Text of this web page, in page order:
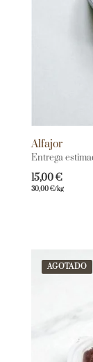
Alfajor
Entrega
15,00€
30,00€/kg
AGOTADO